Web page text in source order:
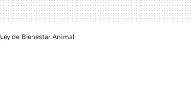
Ley de Bienestar Animal